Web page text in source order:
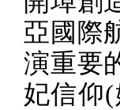
亞國際
演重要
妃信仰(